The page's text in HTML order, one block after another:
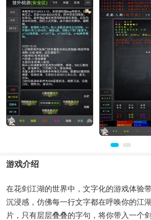
游戏介绍
在花剑江湖的世界中，文字化的游戏体验
沉浸感，仿佛每一行文字都在呼唤你的江
片，只有层层叠叠的字句，将你带入一个